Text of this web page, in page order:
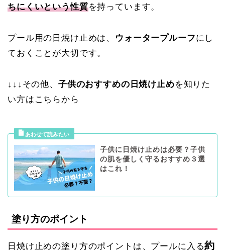
ちにくいという性質を持っています。
プール用の日焼け止めは、 ウォータープルーフにし
ておくことが大切です。
↓↓↓その他、 子供のおすすめの日焼け止めを知りた
い方はこちらから
子供に日焼け止めは必要？子供
の肌を優しく守るおすすめ３選
はこれ！
塗り方のポイント
日焼け止めの塗り方のポイントは、プールに入る約